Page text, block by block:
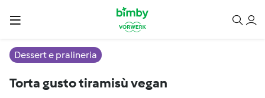
Dessert e pralineria
Torta gusto tiramisù vegan